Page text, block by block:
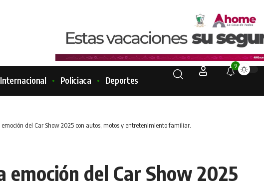
Internacional Policiaca Deportes
9
del Car Show 2025 con autos, motos y entretenimiento familiar.
emoción del Car Show 2025